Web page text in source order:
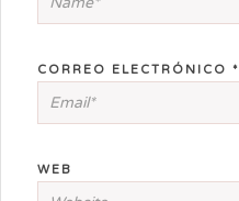
CORREO ELECTRÓNICO *
WEB